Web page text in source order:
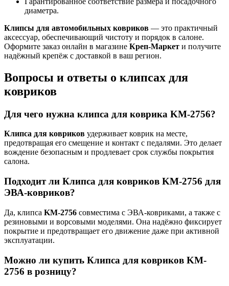
диаметра.
Клипсы для автомобильных ковриков — это практичный
аксессуар, обеспечивающий чистоту и порядок в салоне.
Оформите заказ онлайн в магазине Креп-Маркет и получите
надёжный крепёж с доставкой в ваш регион.
Вопросы и ответы о клипсах для
ковриков
Для чего нужна клипса для коврика KM-2756?
Клипса для ковриков удерживает коврик на месте,
предотвращая его смещение и контакт с педалями. Это делает
вождение безопасным и продлевает срок службы покрытия
салона.
Подходит ли Клипса для ковриков KM-2756 для
ЭВА-ковриков?
Да, клипса KM-2756 совместима с ЭВА-ковриками, а также с
резиновыми и ворсовыми моделями. Она надёжно фиксирует
покрытие и предотвращает его движение даже при активной
эксплуатации.
Можно ли купить Клипса для ковриков KM-
2756 в розницу?